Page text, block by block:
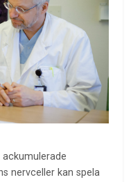
nervceller kan spela